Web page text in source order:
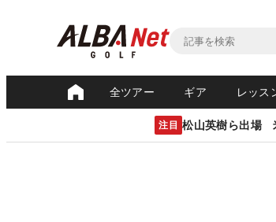
全ツアー ギア レッス
注目 松山英樹ら出場